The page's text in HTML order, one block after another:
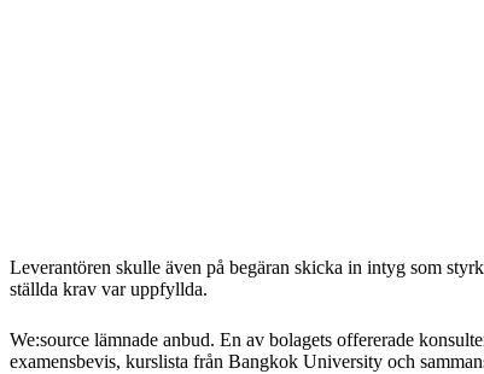
Leverantören skulle även på begäran skicka in intyg som
ställda krav var uppfyllda.
We:source lämnade anbud. En av bolagets offererade
examensbevis, kurslista från Bangkok University och